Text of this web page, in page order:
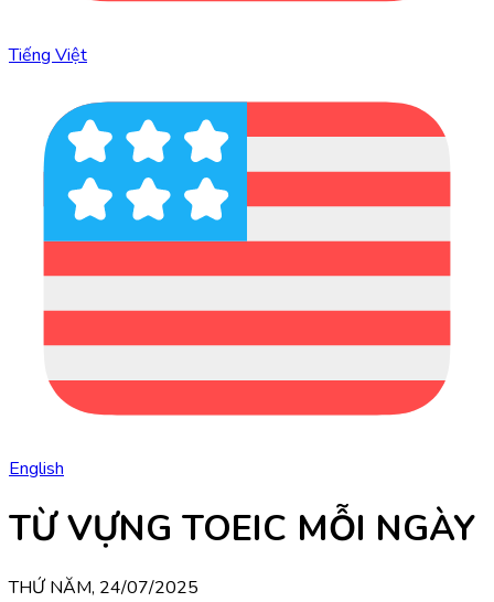
Tiếng Việt
English
TỪ VỰNG TOEIC MỖI NGÀY
THỨ NĂM, 24/07/2025